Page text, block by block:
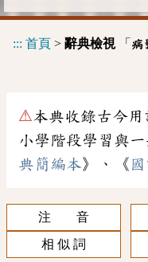
::: 首頁 > 辭典檢視「 病
⚠本典收錄古今用
小學階段學習與
典簡編本》、《
注 音
相 似 詞